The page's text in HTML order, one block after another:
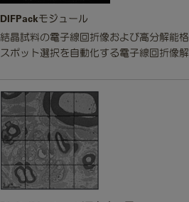
DIFPackモジュール
結晶試料の電子線回折像および高分解能
スポット選択を自動化する電子線回折像